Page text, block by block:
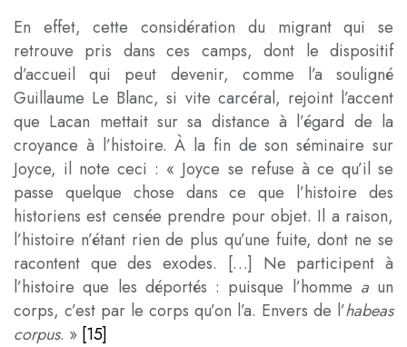
En effet, cette considération du migrant qui se
retrouve pris dans ces camps, dont le dispositif
d’accueil qui peut devenir, comme l’a souligné
Guillaume Le Blanc, si vite carcéral, rejoint l’accent
que Lacan mettait sur sa distance à l’égard de la
croyance à l’histoire. À la fin de son séminaire sur
Joyce, il note ceci : « Joyce se refuse à ce qu’il se
passe quelque chose dans ce que l’histoire des
historiens est censée prendre pour objet. Il a raison,
l’histoire n’étant rien de plus qu’une fuite, dont ne se
racontent que des exodes. […] Ne participent à
l’histoire que les déportés : puisque l’homme aun
corps, c’est par le corps qu’on l’a. Envers de l’habeas
corpus. » [15]